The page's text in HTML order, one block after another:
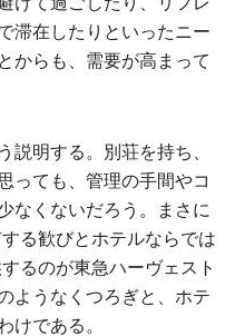
滞在したりといったニー
からも、需要が高まって
説明する。別荘を持ち、
っても、管理の手間やコ
なくないだろう。まさに
る歓びとホテルならでは
るのが東急ハーヴェスト
ようなくつろぎと、ホテ
けである。